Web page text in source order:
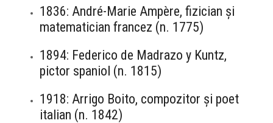
1836: André-Marie Ampère, fizician și
matematician francez (n. 1775)
1894: Federico de Madrazo y Kuntz,
pictor spaniol (n. 1815)
1918: Arrigo Boito, compozitor și poet
italian (n. 1842)